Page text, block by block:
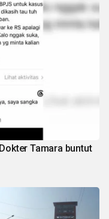
Tamara buntut